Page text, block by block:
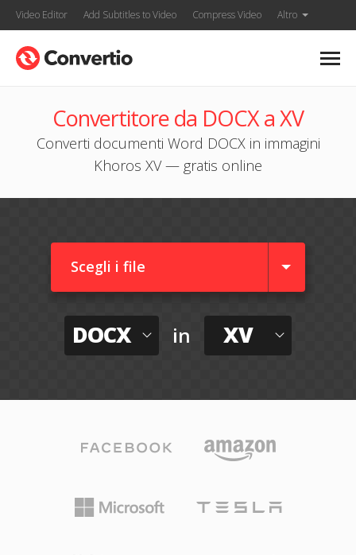
Video Editor Add Subtitles to Video Compress Video Altro
Convertitore da DOCX a XV
Converti documenti Word DOCX in immagini
Khoros XV — gratis online
Scegli i file
DOCX in XV